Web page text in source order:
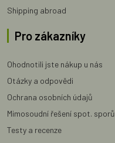
Shipping abroad
Pro zákazníky
Ohodnotili jste nákup u nás
Otázky a odpovědi
Ochrana osobních údajů
Mimosoudní řešení spot. sporů
Testy a recenze